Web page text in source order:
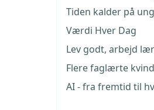
Skabeloner og
Beregn
uddannelser
og tilskud
Skabeloner
TEKNIQ app
Tiden kalder på
Værdi Hver Dag
Lev godt, arbejd
Flere faglærte
AI - fra fremtid til